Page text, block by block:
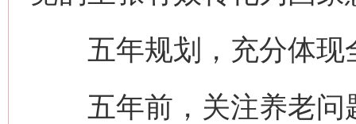
五年规划，充分体现
五年前，关注养老问题